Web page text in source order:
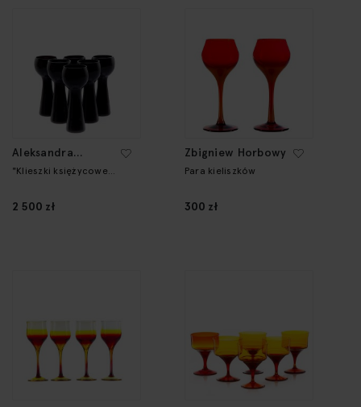
Aleksandra
Kujawska
"Klieszki księżycowe
2 500 zł
Zbigniew Horbowy
Para kieliszków
300 zł